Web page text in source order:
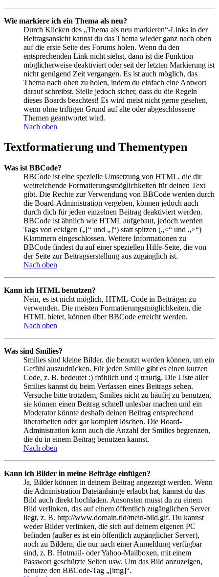
Wie markiere ich ein Thema als neu?
Durch Klicken des „Thema als neu markieren“-Links in der
Beitragsansicht kannst du das Thema wieder ganz nach oben
auf die erste Seite des Forums holen. Wenn du den
entsprechenden Link nicht siehst, dann ist die Funktion
möglicherweise deaktiviert oder seit der letzten Markierung ist
nicht genügend Zeit vergangen. Es ist auch möglich, das
Thema nach oben zu holen, indem du einfach eine Antwort
darauf schreibst. Stelle jedoch sicher, dass du die Regeln
dieses Boards beachtest! Es wird meist nicht gerne gesehen,
wenn ohne triftigen Grund auf alte oder abgeschlossene
Themen geantwortet wird.
Nach oben
Textformatierung und Thementypen
Was ist BBCode?
BBCode ist eine spezielle Umsetzung von HTML, die dir
weitreichende Formatierungsmöglichkeiten für deinen Text
gibt. Die Rechte zur Verwendung von BBCode werden durch
die Board-Administration vergeben, können jedoch auch
durch dich für jeden einzelnen Beitrag deaktiviert werden.
BBCode ist ähnlich wie HTML aufgebaut, jedoch werden
Tags von eckigen („[“ und „]“) statt spitzen („<“ und „>“)
Klammern eingeschlossen. Weitere Informationen zu
BBCode findest du auf einer speziellen Hilfe-Seite, die von
der Seite zur Beitragserstellung aus zugänglich ist.
Nach oben
Kann ich HTML benutzen?
Nein, es ist nicht möglich, HTML-Code in Beiträgen zu
verwenden. Die meisten Formatierungsmöglichkeiten, die
HTML bietet, können über BBCode erreicht werden.
Nach oben
Was sind Smilies?
Smilies sind kleine Bilder, die benutzt werden können, um ein
Gefühl auszudrücken. Für jeden Smilie gibt es einen kurzen
Code, z. B. bedeutet :) fröhlich und :( traurig. Die Liste aller
Smilies kannst du beim Verfassen eines Beitrags sehen.
Versuche bitte trotzdem, Smilies nicht zu häufig zu benutzen,
sie können einen Beitrag schnell unlesbar machen und ein
Moderator könnte deshalb deinen Beitrag entsprechend
überarbeiten oder gar komplett löschen. Die Board-
Administration kann auch die Anzahl der Smilies begrenzen,
die du in einem Beitrag benutzen kannst.
Nach oben
Kann ich Bilder in meine Beiträge einfügen?
Ja, Bilder können in deinem Beitrag angezeigt werden. Wenn
die Administration Dateianhänge erlaubt hat, kannst du das
Bild auch direkt hochladen. Ansonsten musst du zu einem
Bild verlinken, das auf einem öffentlich zugänglichen Server
liegt, z. B. http://www.domain.tld/mein-bild.gif. Du kannst
weder Bilder verlinken, die sich auf deinem eigenen PC
befinden (außer es ist ein öffentlich zugänglicher Server),
noch zu Bildern, die nur nach einer Anmeldung verfügbar
sind, z. B. Hotmail- oder Yahoo-Mailboxen, mit einem
Passwort geschützte Seiten usw. Um das Bild anzuzeigen,
benutze den BBCode-Tag „[img]“.